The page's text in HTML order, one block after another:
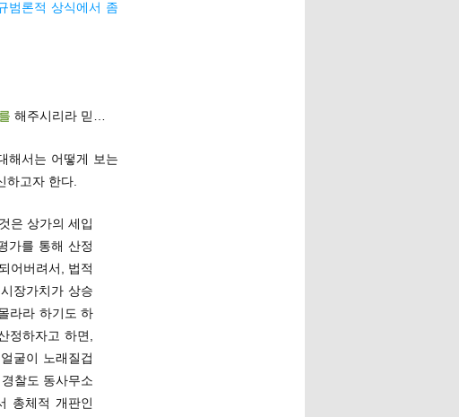
범론적 상식에서 좀
해주시리라 믿…
해서는 어떻게 보는
하고자 한다.
은 상가의 세입
가를 통해 산정
어버려서, 법적
장가치가 상승
라라 하기도 하
정하자고 하면,
굴이 노래질겁
찰도 동사무소
총체적 개판인